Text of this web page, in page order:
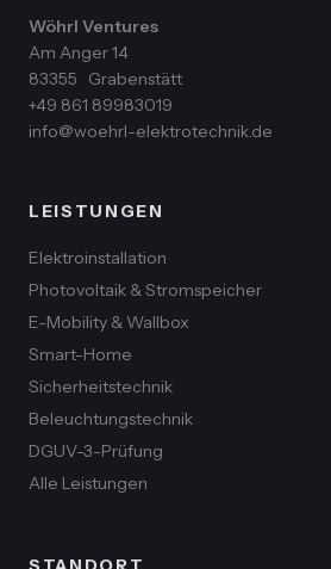
Wöhrl Ventures
Am Anger 14
83355
Grabenstätt
+49 861 89983019
info@woehrl-elektrotechnik.de
LEISTUNGEN
Elektroinstallation
Photovoltaik & Stromspeicher
E-Mobility & Wallbox
Smart-Home
Sicherheitstechnik
Beleuchtungstechnik
DGUV-3-Prüfung
Alle Leistungen